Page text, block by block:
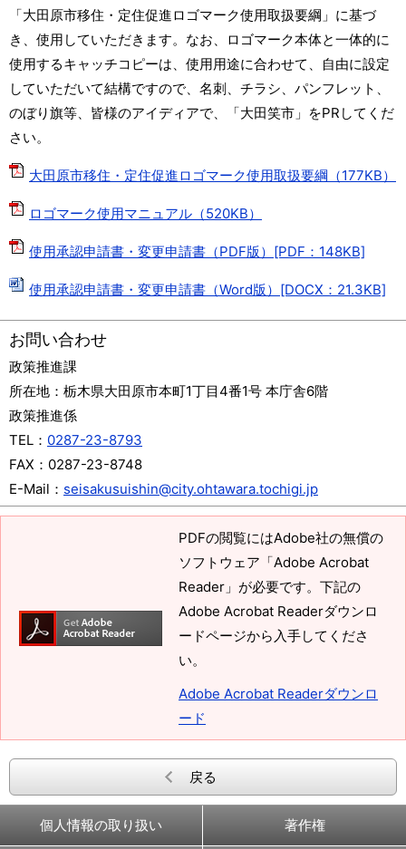
「大田原市移住・定住促進ロゴマーク使用取扱要綱」に基づ
き、使用していただきます。なお、ロゴマーク本体と一体的に
使用するキャッチコピーは、使用用途に合わせて、自由に設定
していただいて結構ですので、名刺、チラシ、パンフレット、
のぼり旗等、皆様のアイディアで、「大田笑市」をPRしてくだ
さい。
大田原市移住・定住促進ロゴマーク使用取扱要綱（177KB）
ロゴマーク使用マニュアル（520KB）
使用承認申請書・変更申請書（PDF版）[PDF：148KB]
使用承認申請書・変更申請書（Word版）[DOCX：21.3KB]
お問い合わせ
政策推進課
所在地： 栃木県大田原市本町1丁目4番1号 本庁舎6階
政策推進係
TEL： 0287-23-8793
FAX： 0287-23-8748
E-Mail： seisakusuishin@city.ohtawara.tochigi.jp
PDFの閲覧にはAdobe社の無償の
ソフトウェア「Adobe Acrobat
Reader」が必要です。下記の
Adobe Acrobat Readerダウンロ
ードページから入手してくださ
い。
Adobe Acrobat Readerダウンロ
ード
戻る
個人情報の取り扱い 著作権